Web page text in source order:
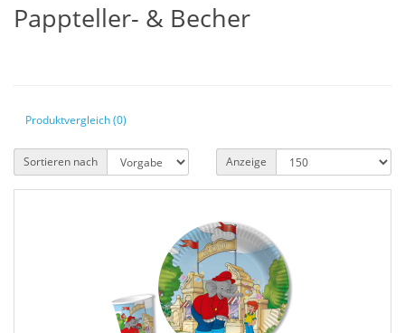
Pappteller- & Becher
Produktvergleich (0)
Sortieren nach Anzeige